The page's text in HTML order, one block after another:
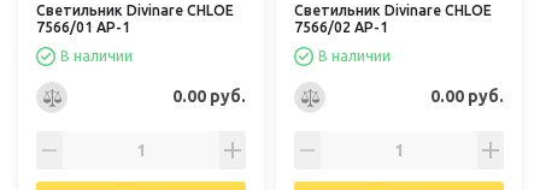
Светильник Divinare CHLOE
7566/01 AP-1
В наличии
0.00 руб.
Светильник Divinare CHLOE
7566/02 AP-1
В наличии
0.00 руб.